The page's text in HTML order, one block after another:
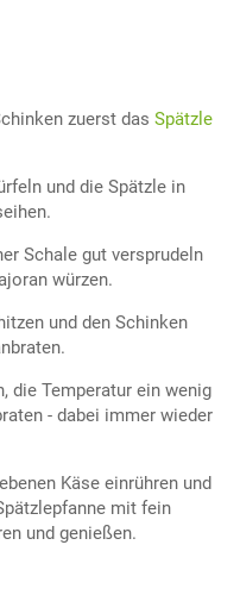
zuerst das Spätzle
und die Spätzle in
Schale gut versprudeln
würzen.
und den Schinken
die Temperatur ein wenig
- dabei immer wieder
Käse einrühren und
mit fein
und genießen.